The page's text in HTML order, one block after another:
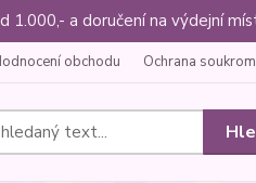
1.000,- a doručení na výdejní
obchodu Ochrana